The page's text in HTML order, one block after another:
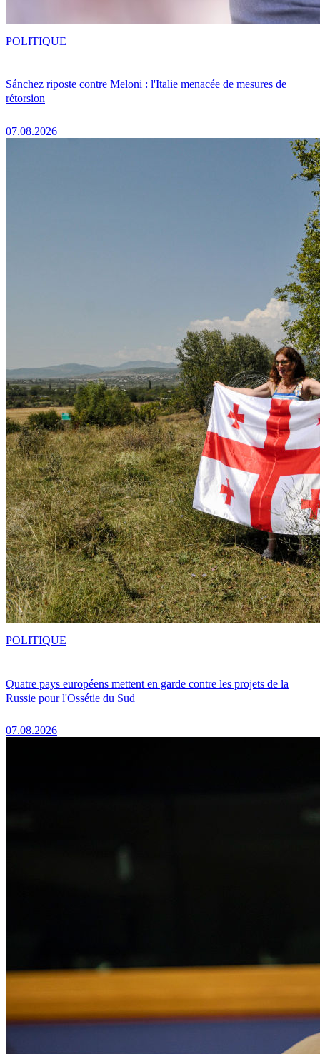
Sánchez riposte contre Meloni : l'Italie menacée de mesures de
rétorsion
07.08.2026
POLITIQUE
Quatre pays européens mettent en garde contre les projets de la
Russie pour l'Ossétie du Sud
07.08.2026
POLITIQUE